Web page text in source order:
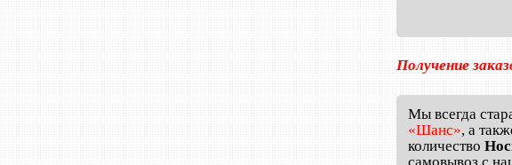
Получение
Мы всегда
«Шанс», а
количество
самовывоз с